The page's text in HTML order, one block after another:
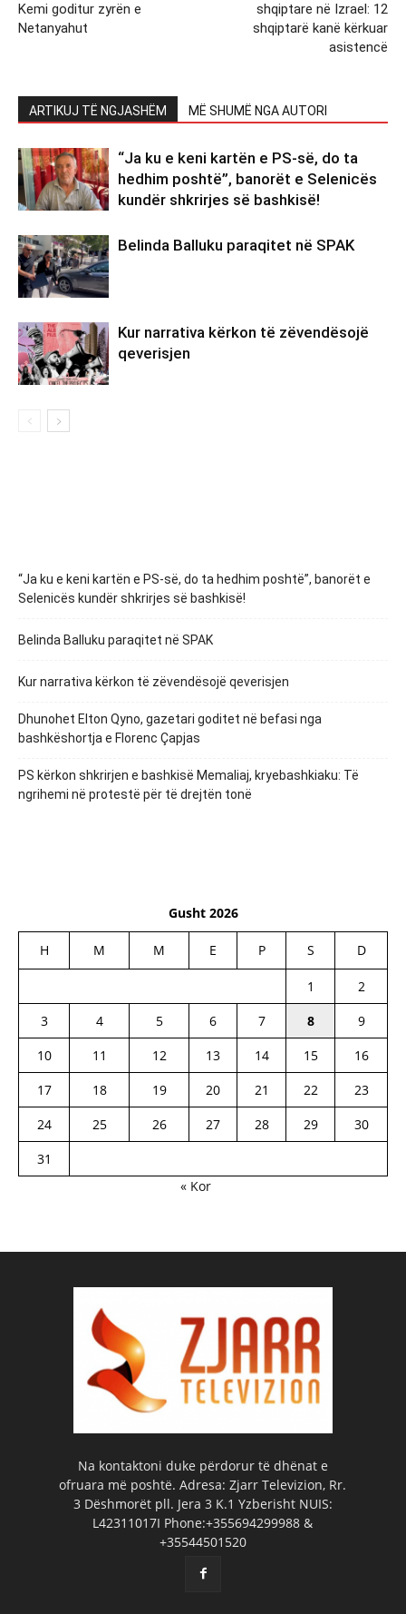
Kemi goditur zyrën e
Netanyahut
shqiptare në Izrael: 12
shqiptarë kanë kërkuar
asistencë
ARTIKUJ TË NGJASHËM MË SHUMË NGA AUTORI
“Ja ku e keni kartën e PS-së, do ta
hedhim poshtë”, banorët e Selenicës
kundër shkrirjes së bashkisë!
Belinda Balluku paraqitet në SPAK
Kur narrativa kërkon të zëvendësojë
qeverisjen
“Ja ku e keni kartën e PS-së, do ta hedhim poshtë”, banorët e
Selenicës kundër shkrirjes së bashkisë!
Belinda Balluku paraqitet në SPAK
Kur narrativa kërkon të zëvendësojë qeverisjen
Dhunohet Elton Qyno, gazetari goditet në befasi nga
bashkëshortja e Florenc Çapjas
PS kërkon shkrirjen e bashkisë Memaliaj, kryebashkiaku: Të
ngrihemi në protestë për të drejtën tonë
Gusht 2026
H M M E P S D
1
2
3
4 5 6 7 8
9
10
11 12 13 14 15
16
17
18 19 20 21 22
23
24
25 26 27 28 29
30
31
« Kor
Na kontaktoni duke përdorur të dhënat e
ofruara më poshtë. Adresa: Zjarr Televizion, Rr.
3 Dëshmorët pll. Jera 3 K.1 Yzberisht NUIS:
L42311017I Phone:+355694299988 &
+35544501520